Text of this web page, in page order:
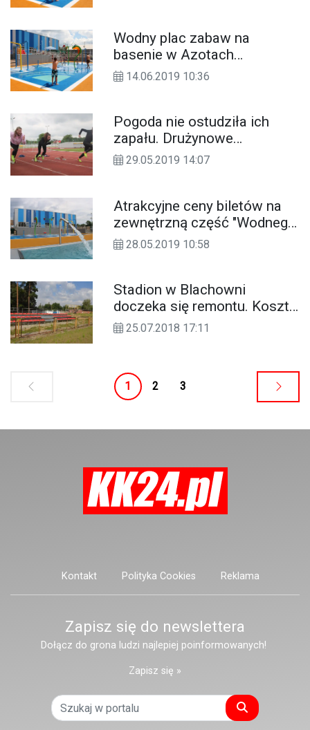
Wodny plac zabaw na
basenie w Azotach
wyłączony. Woda musi
14.06.2019 10:36
Pogoda nie ostudziła ich
zapału. Drużynowe
wojewódzkie zawody
29.05.2019 14:07
Atrakcyjne ceny biletów na
zewnętrzną część "Wodnego
oKKa". Otwarcie coraz bliżej
28.05.2019 10:58
Stadion w Blachowni
doczeka się remontu. Koszt
to 1,5 miliona złotych
25.07.2018 17:11
1 2 3
Kontakt Polityka Cookies Reklama
Zapisz się do newslettera
Dołącz do grona ludzi najlepiej poinformowanych!
Zapisz się »
Szukaj